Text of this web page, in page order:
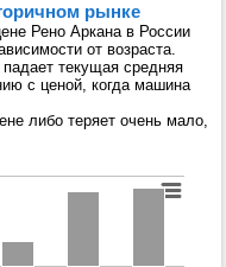
рынке
Рено Аркана в России
от возраста.
текущая средняя
с ценой, когда машина
либо теряет очень мало,